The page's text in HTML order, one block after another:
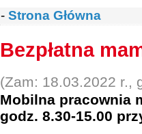
- Strona Główna
Bezpłatna
(Zam: 18.03.2022 r.,
Mobilna pracownia
godz. 8.30-15.00